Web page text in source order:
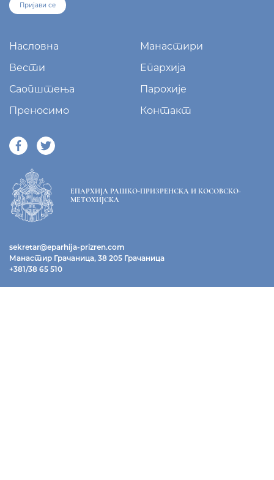
Пријави се
Насловна
Манастири
Вести
Епархија
Саопштења
Парохије
Преносимо
Контакт
ЕПАРХИЈА РАШКО-ПРИЗРЕНСКА И КОСОВСКО-
МЕТОХИЈСКА
sekretar@eparhija-prizren.com
Манастир Грачаница, 38 205 Грачаница
+381/38 65 510